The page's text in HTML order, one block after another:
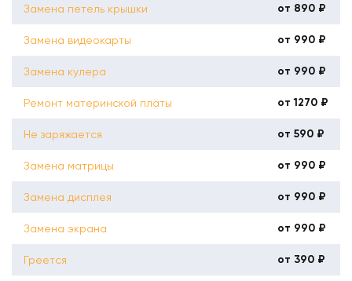
Замена петель крышки от 890 ₽
Замена видеокарты от 990 ₽
Замена кулера от 990 ₽
Ремонт материнской платы от 1270 ₽
Не заряжается от 590 ₽
Замена матрицы от 990 ₽
Замена дисплея от 990 ₽
Замена экрана от 990 ₽
Греется от 390 ₽